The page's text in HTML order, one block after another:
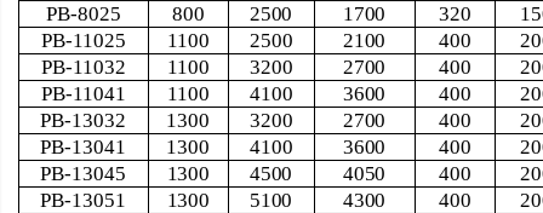
PB-8025
800 2500 1700 320
PB-11025
1100 2500 2100 400
PB-11032
1100 3200 2700 400
PB-11041
1100 4100 3600 400
PB-13032
1300 3200 2700 400
PB-13041
1300 4100 3600 400
PB-13045
1300 4500 4050 400
PB-13051
1300 5100 4300 400